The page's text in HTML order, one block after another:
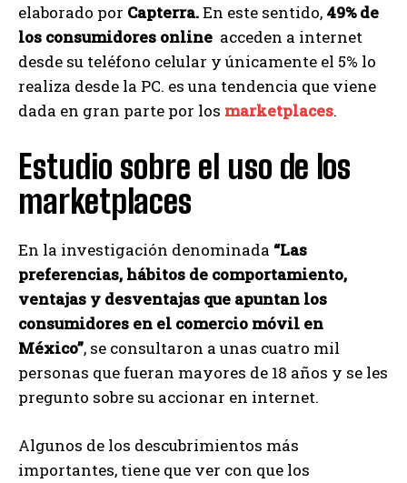
elaborado por Capterra.En este sentido, 49% de
los consumidores online acceden a internet
desde su teléfono celular y únicamente el 5% lo
realiza desde la PC. es una tendencia que viene
dada en gran parte por los marketplaces.
Estudio sobre el uso de los
marketplaces
En la investigación denominada “Las
preferencias, hábitos de comportamiento,
ventajas y desventajas que apuntan los
consumidores en el comercio móvil en
México”, se consultaron a unas cuatro mil
personas que fueran mayores de 18 años y se les
pregunto sobre su accionar en internet.
Algunos de los descubrimientos más
importantes, tiene que ver con que los